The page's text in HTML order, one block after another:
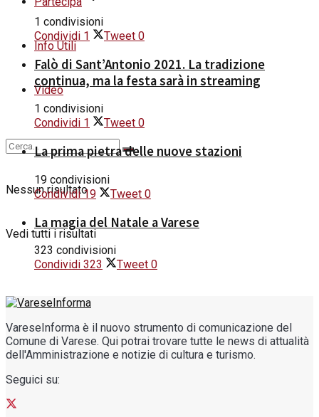
Info Utili
Video
Nessun risultato
Vedi tutti i risultati
1 condivisioni
Condividi 1 Tweet 0
Falò di Sant’Antonio 2021. La tradizione
continua, ma la festa sarà in streaming
1 condivisioni
Condividi 1 Tweet 0
La prima pietra delle nuove stazioni
19 condivisioni
Condividi 19 Tweet 0
La magia del Natale a Varese
323 condivisioni
Condividi 323 Tweet 0
VareseInforma è il nuovo strumento di comunicazione del
Comune di Varese. Qui potrai trovare tutte le news di attualità
dell'Amministrazione e notizie di cultura e turismo.
Seguici su: